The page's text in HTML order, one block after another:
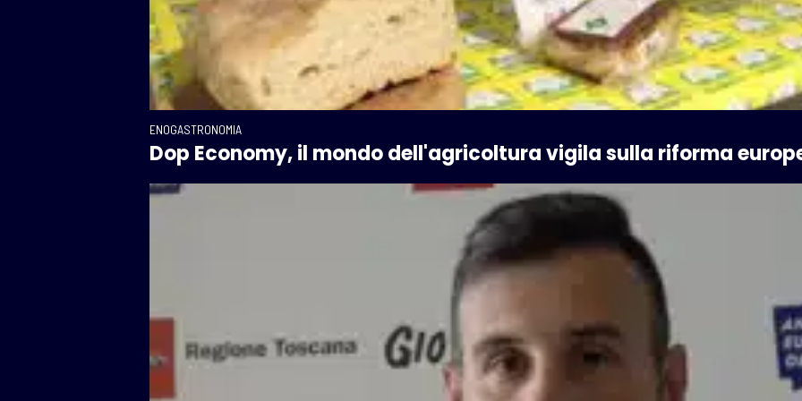
ENOGASTRONOMIA
Dop Economy, il mondo dell'agricoltura vigila sulla riforma